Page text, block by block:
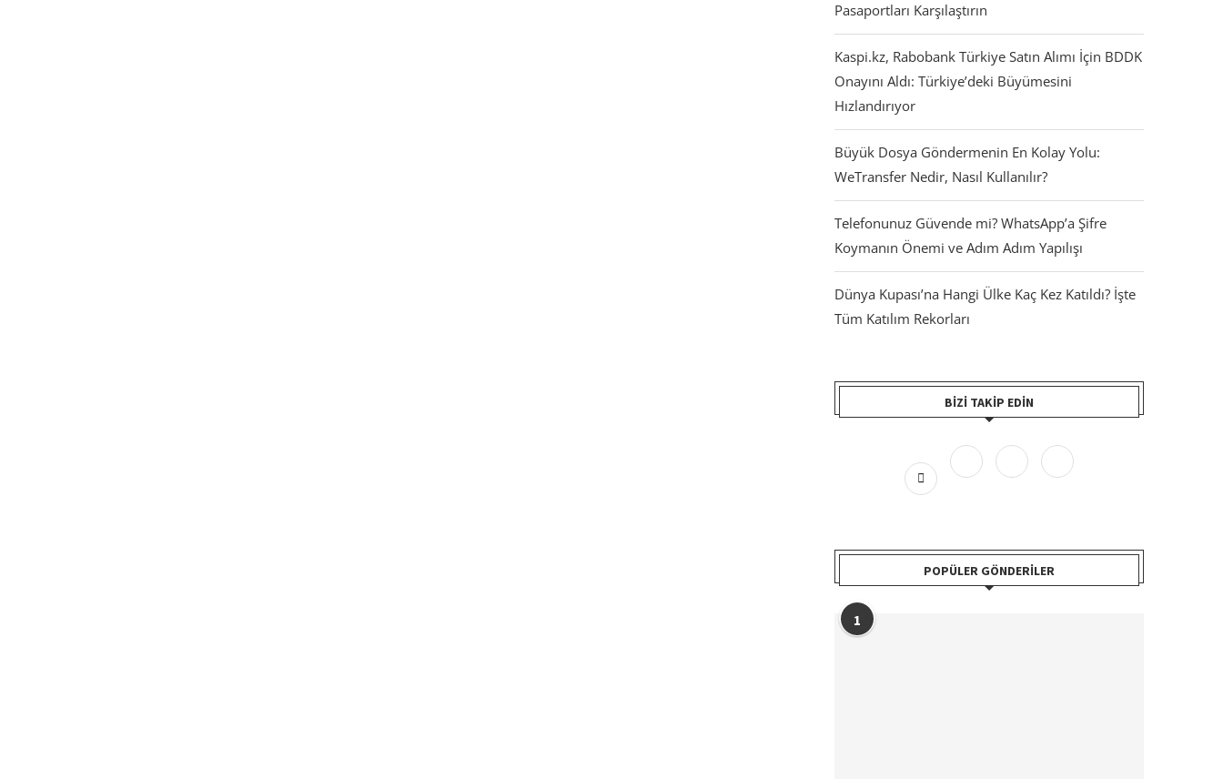
Pasaportları Karşılaştırın
Kaspi.kz, Rabobank Türkiye Satın Alımı İçin BDDK
Onayını Aldı: Türkiye’deki Büyümesini
Hızlandırıyor
Büyük Dosya Göndermenin En Kolay Yolu:
WeTransfer Nedir, Nasıl Kullanılır?
Telefonunuz Güvende mi? WhatsApp’a Şifre
Koymanın Önemi ve Adım Adım Yapılışı
Dünya Kupası’na Hangi Ülke Kaç Kez Katıldı? İşte
Tüm Katılım Rekorları
BIZI TAKIP EDIN
POPÜLER GÖNDERILER
1